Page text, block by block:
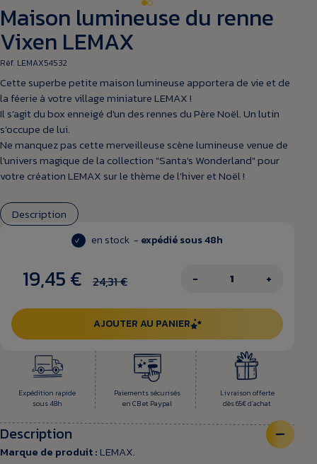
Maison lumineuse du renne
Vixen LEMAX
Réf. LEMAX54532
Cette superbe petite maison lumineuse apportera de vie et de
la féerie à votre village miniature LEMAX !
Il s'agit du box enneigé d'un des rennes du Père Noël. Un lutin
s'occupe de lui.
Ne manquez pas cette merveilleuse scène lumineuse venue de
l'univers magique de la collection "Santa's Wonderland" pour
votre création LEMAX sur le thème de l'hiver et Noël !
Description
en stock - expédié sous 48h
19,45 € 24,31 € − +
AJOUTER AU PANIER
Expédition rapide
sous 48h
Paiements sécurisés
en CB et Paypal
Livraison offerte
dès 65€ d’achat
Description
Marque de produit :LEMAX.